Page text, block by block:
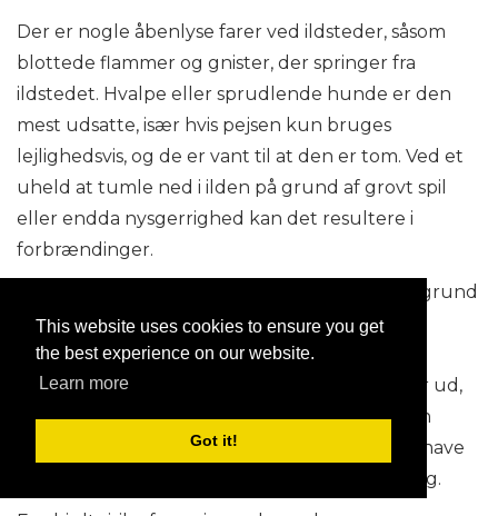
This website uses cookies to ensure you get
the best experience on our website.
Learn more
Got it!
Der er nogle åbenlyse farer ved ildsteder, såsom
blottede flammer og gnister, der springer fra
ildstedet. Hvalpe eller sprudlende hunde er den
mest udsatte, især hvis pejsen kun bruges
lejlighedsvis, og de er vant til at den er tom. Ved et
uheld at tumle ned i ilden på grund af grovt spil
eller endda nysgerrighed kan det resultere i
forbrændinger.
I modsætning hertil er ældre hunde i fare på grund
af at de sover for tæt på ilden, fordi de elsker
varmen. De kommer måske for tæt og lider af
syntet pels, eller hvis en forvillet gnist springer ud,
kan det lande på dem og forårsage skade. Den
enkleste måde at beskytte dem på er altid at have
en brandvagt på plads, mens ildstedet er i brug.